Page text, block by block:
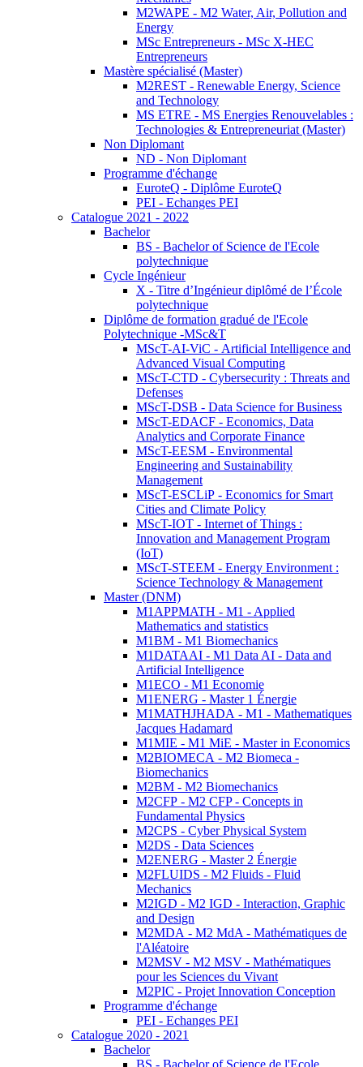
M2WAPE - M2 Water, Air, Pollution and
Energy
MSc Entrepreneurs - MSc X-HEC
Entrepreneurs
Mastère spécialisé (Master)
M2REST - Renewable Energy, Science
and Technology
MS ETRE - MS Energies Renouvelables :
Technologies & Entrepreneuriat (Master)
Non Diplomant
ND - Non Diplomant
Programme d'échange
EuroteQ - Diplôme EuroteQ
PEI - Echanges PEI
Catalogue 2021 - 2022
Bachelor
BS - Bachelor of Science de l'Ecole
polytechnique
Cycle Ingénieur
X - Titre d’Ingénieur diplômé de l’École
polytechnique
Diplôme de formation gradué de l'Ecole
Polytechnique -MSc&T
MScT-AI-ViC - Artificial Intelligence and
Advanced Visual Computing
MScT-CTD - Cybersecurity : Threats and
Defenses
MScT-DSB - Data Science for Business
MScT-EDACF - Economics, Data
Analytics and Corporate Finance
MScT-EESM - Environmental
Engineering and Sustainability
Management
MScT-ESCLiP - Economics for Smart
Cities and Climate Policy
MScT-IOT - Internet of Things :
Innovation and Management Program
(IoT)
MScT-STEEM - Energy Environment :
Science Technology & Management
Master (DNM)
M1APPMATH - M1 - Applied
Mathematics and statistics
M1BM - M1 Biomechanics
M1DATAAI - M1 Data AI - Data and
Artificial Intelligence
M1ECO - M1 Economie
M1ENERG - Master 1 Énergie
M1MATHJHADA - M1 - Mathematiques
Jacques Hadamard
M1MIE - M1 MiE - Master in Economics
M2BIOMECA - M2 Biomeca -
Biomechanics
M2BM - M2 Biomechanics
M2CFP - M2 CFP - Concepts in
Fundamental Physics
M2CPS - Cyber Physical System
M2DS - Data Sciences
M2ENERG - Master 2 Énergie
M2FLUIDS - M2 Fluids - Fluid
Mechanics
M2IGD - M2 IGD - Interaction, Graphic
and Design
M2MDA - M2 MdA - Mathématiques de
l'Aléatoire
M2MSV - M2 MSV - Mathématiques
pour les Sciences du Vivant
M2PIC - Projet Innovation Conception
Programme d'échange
PEI - Echanges PEI
Catalogue 2020 - 2021
Bachelor
BS - Bachelor of Science de l'Ecole